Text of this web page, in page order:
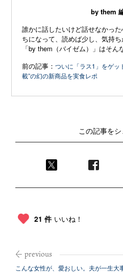
by them
誰かに話したいけど話せなかっ
ちになって、読めば少し、気持ち
「by them（バイゼム）」はそん
前の記事：ついに「ラス1」をゲッ
載”の幻の新商品を実食レポ
この記事を
21 件 いいね！
こんな女性が、愛おしい。夫が一生